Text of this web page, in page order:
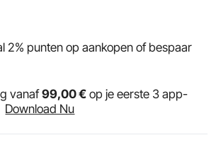
2% punten op aankopen of bespaar
vanaf99,00€ op je eerste 3 app-
Download Nu